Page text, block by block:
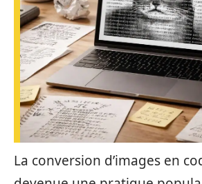
La conversion d’images en